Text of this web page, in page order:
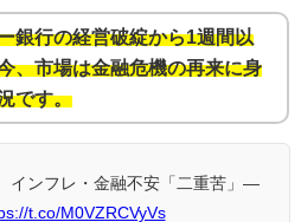
銀行の経営破綻から1週間以
、市場は金融危機の再来に身
です。
インフレ・金融不安「二重苦」―
t.co/M0VZRCVyVs